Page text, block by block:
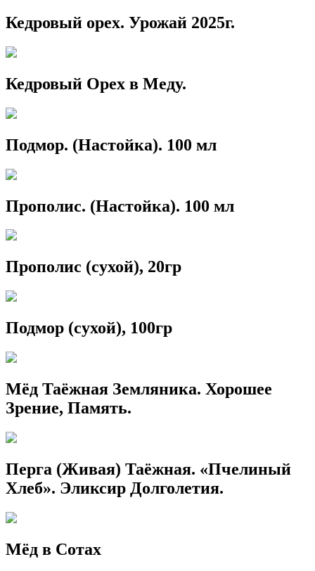
Кедровый орех. Урожай 2025г.
Кедровый Орех в Меду.
Подмор. (Настойка). 100 мл
Прополис. (Настойка). 100 мл
Прополис (сухой), 20гр
Подмор (сухой), 100гр
Мёд Таёжная Земляника. Хорошее
Зрение, Память.
Перга (Живая) Таёжная. «Пчелиный
Хлеб». Эликсир Долголетия.
Мёд в Сотах